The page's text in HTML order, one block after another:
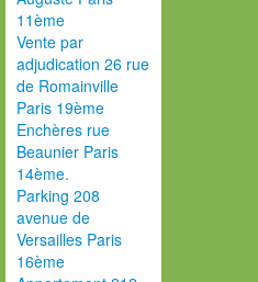
11ème
Vente par
adjudication 26 rue
de Romainville
Paris 19ème
Enchères rue
Beaunier Paris
14ème.
Parking 208
avenue de
Versailles Paris
16ème